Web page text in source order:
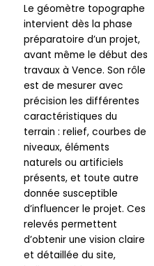
Le géomètre topographe
intervient dès la phase
préparatoire d’un projet,
avant même le début des
travaux à Vence. Son rôle
est de mesurer avec
précision les différentes
caractéristiques du
terrain : relief, courbes de
niveaux, éléments
naturels ou artificiels
présents, et toute autre
donnée susceptible
d’influencer le projet. Ces
relevés permettent
d’obtenir une vision claire
et détaillée du site,